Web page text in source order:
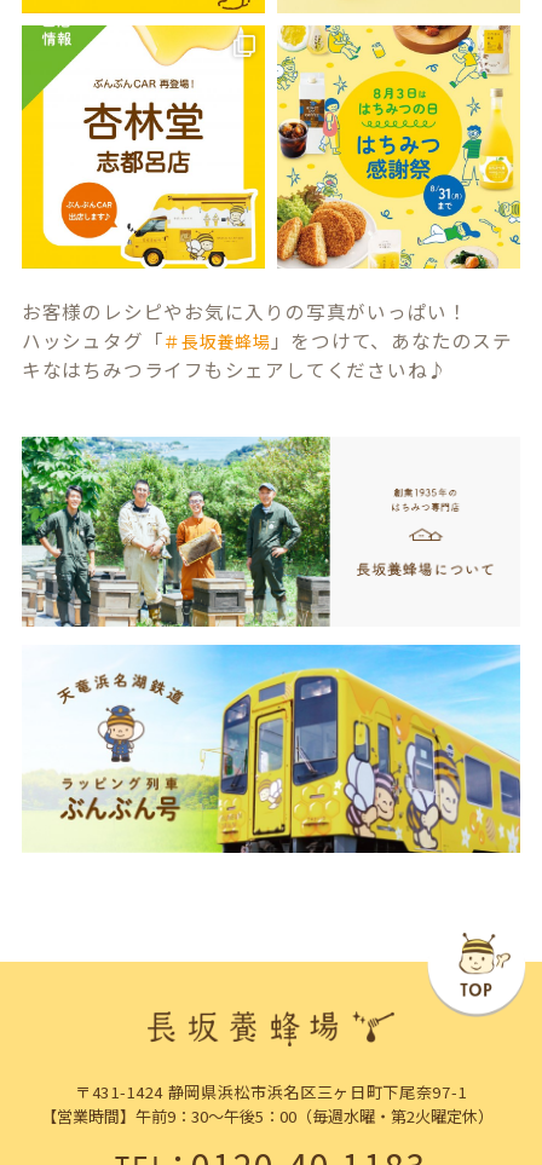
お客様のレシピやお気に入りの写真がいっぱい！
ハッシュタグ「＃長坂養蜂場 」をつけて、あなたのステ
キなはちみつライフもシェアしてくださいね♪
〒431-1424 静岡県浜松市浜名区三ヶ日町下尾奈97-1
【営業時間】午前9：30～午後5：00（毎週水曜・第2火曜定休）